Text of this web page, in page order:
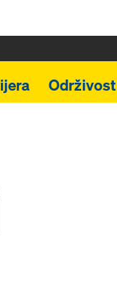
Održivost